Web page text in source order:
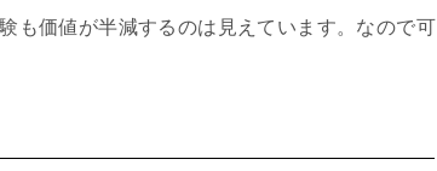
も価値が半減するのは見えています。なので可